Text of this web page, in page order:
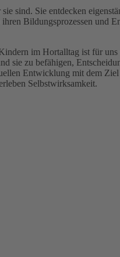
sind. Sie entdecken
Bildungsprozessen und
im Hortalltag ist für uns
sie zu befähigen,
Entwicklung mit dem Ziel
Selbstwirksamkeit.